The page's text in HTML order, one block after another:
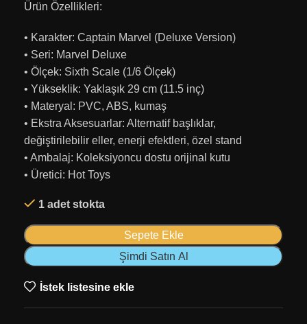
Ürün Özellikleri:
• Karakter: Captain Marvel (Deluxe Version)
• Seri: Marvel Deluxe
• Ölçek: Sixth Scale (1/6 Ölçek)
• Yükseklik: Yaklaşık 29 cm (11.5 inç)
• Materyal: PVC, ABS, kumaş
• Ekstra Aksesuarlar: Alternatif başlıklar,
değiştirilebilir eller, enerji efektleri, özel stand
• Ambalaj: Koleksiyoncu dostu orijinal kutu
• Üretici: Hot Toys
1 adet stokta
Sepete Ekle
Şimdi Satın Al
İstek listesine ekle